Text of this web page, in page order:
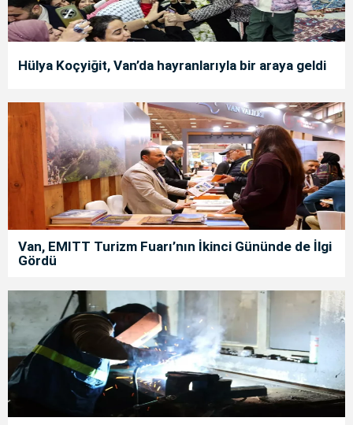
Hülya Koçyiğit, Van’da hayranlarıyla bir araya geldi
Van, EMITT Turizm Fuarı’nın İkinci Gününde de İlgi
Gördü